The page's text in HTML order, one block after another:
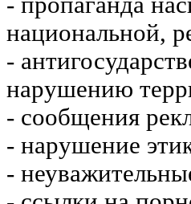
национальной,
-
нарушению
- сообщения
- нарушение
-